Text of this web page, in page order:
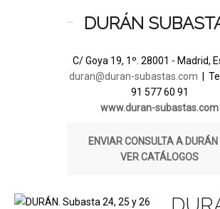
DURÁN
C/ Goya 19, 1º. 28001 - Madrid,
duran@duran-subastas.com |
91 577 60 91
www.duran-subastas.com
ENVIAR CONSULTA A DURÁN
VER CATÁLOGOS